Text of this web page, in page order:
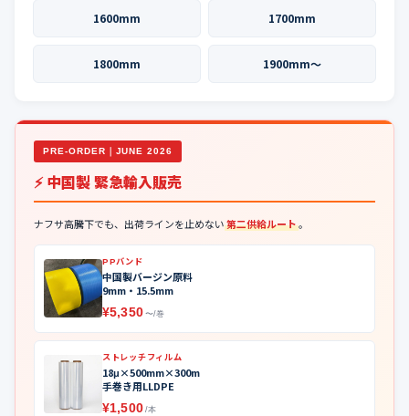
1600mm 1700mm
1800mm 1900mm〜
PRE-ORDER｜JUNE 2026
⚡ 中国製 緊急輸入販売
ナフサ高騰下でも、出荷ラインを止めない第二供給ルート。
PPバンド
中国製バージン原料
9mm・15.5mm
¥5,350 〜/巻
ストレッチフィルム
18μ×500mm×300m
手巻き用LLDPE
¥1,500 /本